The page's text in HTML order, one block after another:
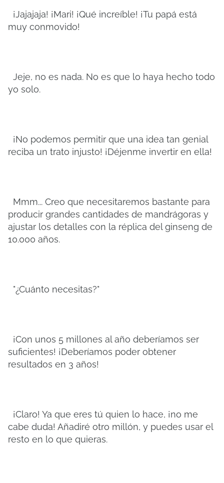
¡Jajajaja! ¡Mari! ¡Qué increíble! ¡Tu papá está
muy conmovido!
Jeje, no es nada. No es que lo haya hecho todo
yo solo.
¡No podemos permitir que una idea tan genial
reciba un trato injusto! ¡Déjenme invertir en ella!
Mmm... Creo que necesitaremos bastante para
producir grandes cantidades de mandrágoras y
ajustar los detalles con la réplica del ginseng de
10.000 años.
"¿Cuánto necesitas?"
¡Con unos 5 millones al año deberíamos ser
suficientes! ¡Deberíamos poder obtener
resultados en 3 años!
¡Claro! Ya que eres tú quien lo hace, ¡no me
cabe duda! Añadiré otro millón, y puedes usar el
resto en lo que quieras.